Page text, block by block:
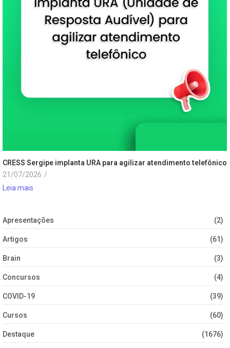
CRESS Sergipe implanta URA para agilizar atendimento telefônico
21/07/2026 /
Leia mais
Apresentações (2)
Artigos (61)
Brain (3)
Concursos (4)
COVID-19 (39)
Cursos (60)
Destaque (1676)